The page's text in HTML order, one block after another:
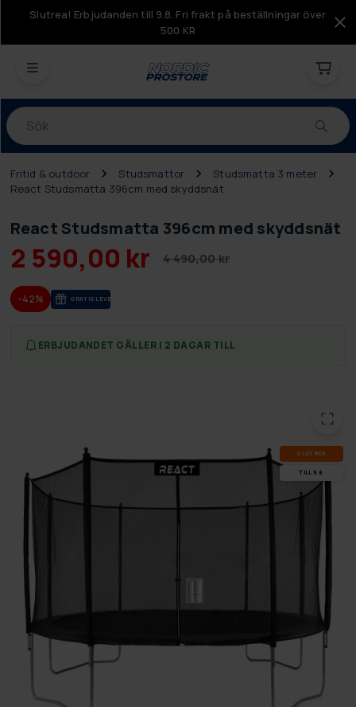
Slutrea! Erbjudanden till 9.8. Fri frakt på beställningar över
500 KR
Produkter
Fritid & outdoor Studsmattor
Studsmatta 3 meter
React Studsmatta 396cm med skyddsnät
React Studsmatta 396cm med skyddsnät
2 590,00 kr 4 490,00 kr
-42% GRA­TIS LE­VE­RANS
ERBJUDANDET GÄLLER I 2 DAGAR TILL
SLUT­REA
TILL 9.8.